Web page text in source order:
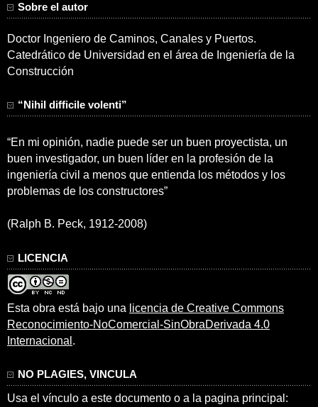
Sobre el autor
Doctor Ingeniero de Caminos, Canales y Puertos.
Catedrático de Universidad en el área de Ingeniería de la
Construcción
“Nihil difficile volenti”
“En mi opinión, nadie puede ser un buen proyectista, un
buen investigador, un buen líder en la profesión de la
ingeniería civil a menos que entienda los métodos y los
problemas de los constructores”
(Ralph B. Peck, 1912-2008)
LICENCIA
Esta obra está bajo una licencia de Creative Commons
Reconocimiento-NoComercial-SinObraDerivada 4.0
Internacional .
NO PLAGIES, VINCULA
Usa el vínculo a este documento o a la pagina principal: